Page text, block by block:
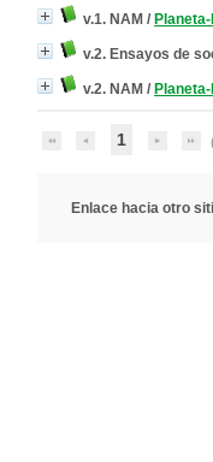
v.1. NAM /
v.2. Ensayos de
v.2. NAM /
1
Enlace hacia otro